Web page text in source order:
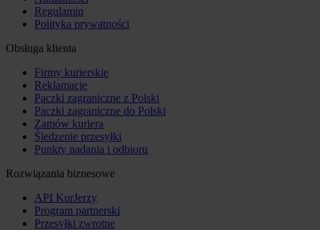
Regulamin
Polityka prywatności
Obsługa klienta
Firmy kurierskie
Reklamacje
Paczki zagraniczne z Polski
Paczki zagraniczne do Polski
Zamów kuriera
Śledzenie przesyłki
Punkty nadania i odbioru
Rozwiązania biznesowe
API KurJerzy
Program partnerski
Przesyłki zwrotne